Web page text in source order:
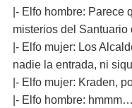
|- Elfo hombre: Parece
misterios del Santuario
|- Elfo mujer: Los
nadie la entrada, ni
|- Elfo mujer: Kraden,
|- Elfo hombre: